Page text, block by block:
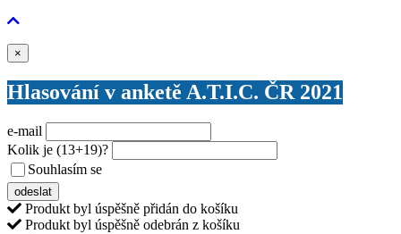
×
Hlasování v anketě A.T.I.C. ČR 2021
e-mail
Kolik je (13+19)?
Souhlasím se
odeslat
Produkt byl úspěšně přidán do košíku
Produkt byl úspěšně odebrán z košíku